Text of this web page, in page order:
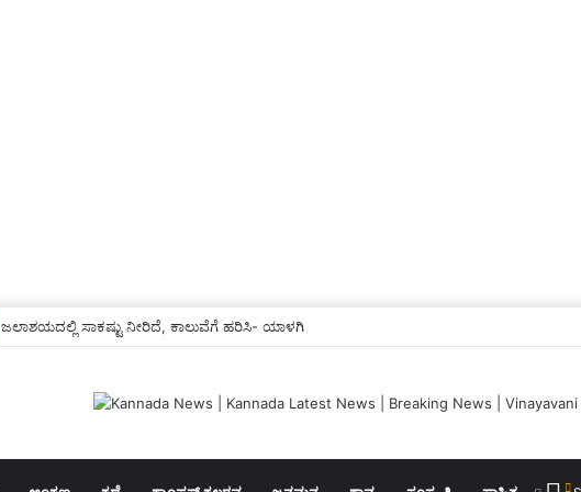
ಜಲಾಶಯದಲ್ಲಿ ಸಾಕಷ್ಟು ನೀರಿದೆ, ಕಾಲುವೆಗೆ ಹರಿಸಿ- ಯಾಳಗಿ